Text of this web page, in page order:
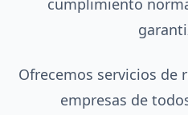
cumplimiento
Ofrecemos servicios de
empresas de